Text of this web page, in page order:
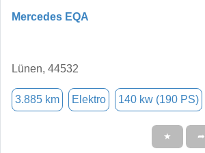
Mercedes EQA
Lünen, 44532
3.885 km Elektro 140 kw (190 PS)
★ ➦